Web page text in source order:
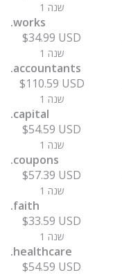
1 שנה
.works
$34.99 USD
1 שנה
.accountants
$110.59 USD
1 שנה
.capital
$54.59 USD
1 שנה
.coupons
$57.39 USD
1 שנה
.faith
$33.59 USD
1 שנה
.healthcare
$54.59 USD